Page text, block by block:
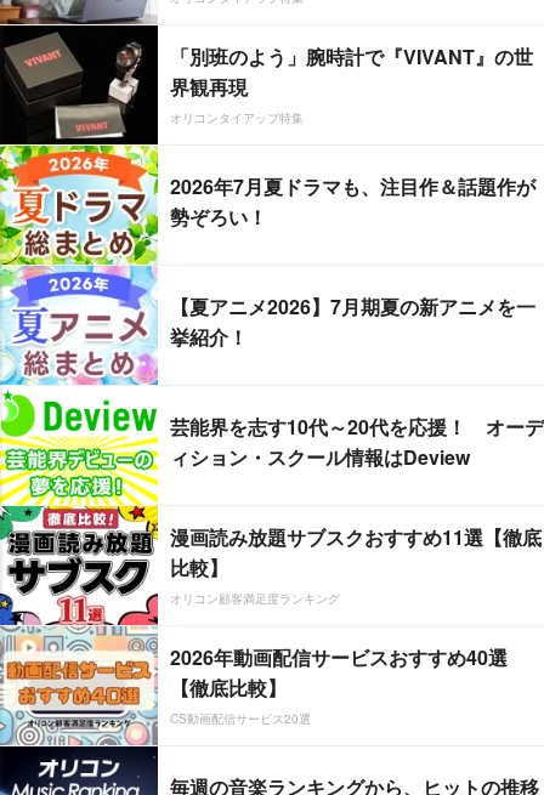
「別班のよう」腕時計で『VIVANT』の世
界観再現
オリコンタイアップ特集
2026年7月夏ドラマも、注目作＆話題作が
勢ぞろい！
【夏アニメ2026】7月期夏の新アニメを一
挙紹介！
芸能界を志す10代～20代を応援！ オーデ
ィション・スクール情報はDeview
漫画読み放題サブスクおすすめ11選【徹底
比較】
オリコン顧客満足度ランキング
2026年動画配信サービスおすすめ40選
【徹底比較】
CS動画配信サービス20選
毎週の音楽ランキングから、ヒットの推移